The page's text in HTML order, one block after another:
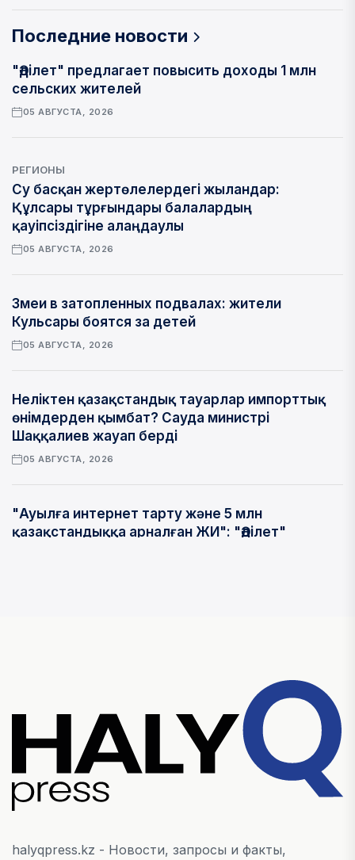
Последние новости
"Әділет" предлагает повысить доходы 1 млн
сельских жителей
05 АВГУСТА, 2026
РЕГИОНЫ
Су басқан жертөлелердегі жыландар:
Құлсары тұрғындары балалардың
қауіпсіздігіне алаңдаулы
05 АВГУСТА, 2026
Змеи в затопленных подвалах: жители
Кульсары боятся за детей
05 АВГУСТА, 2026
Неліктен қазақстандық тауарлар импорттық
өнімдерден қымбат? Сауда министрі
Шаққалиев жауап берді
05 АВГУСТА, 2026
"Ауылға интернет тарту және 5 млн
қазақстандыққа арналған ЖИ": "Әділет"
ОБЩЕСТВО
Хищения в ОСМС: ущерб превысил 3,5 млрд
тенге
halyqpress.kz - Новости, запросы и факты,